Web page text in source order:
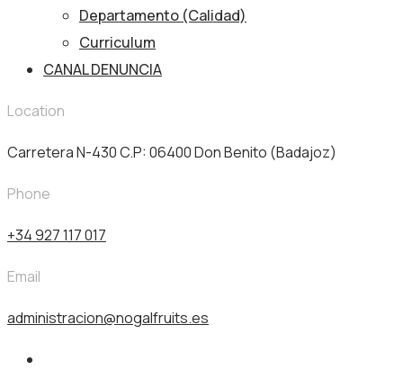
Departamento (Calidad)
Curriculum
CANAL DENUNCIA
Location
Carretera N-430 C.P: 06400 Don Benito (Badajoz)
Phone
+34 927 117 017
Email
administracion@nogalfruits.es